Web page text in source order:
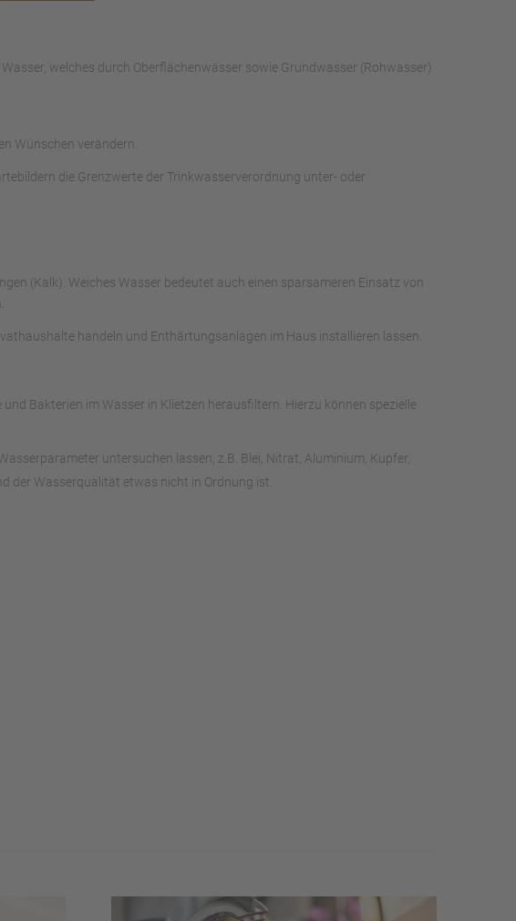
welches durch Oberflächenwässer sowie Grundwasser (Rohwasser)
Wünschen verändern.
die Grenzwerte der Trinkwasserverordnung unter- oder
(Kalk). Weiches Wasser bedeutet auch einen sparsameren Einsatz von
handeln und Enthärtungsanlagen im Haus installieren lassen.
Bakterien im Wasser in Klietzen herausfiltern. Hierzu können spezielle
untersuchen lassen, z.B. Blei, Nitrat, Aluminium, Kupfer,
der Wasserqualität etwas nicht in Ordnung ist.